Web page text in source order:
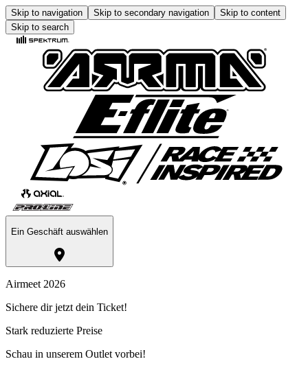
Skip to navigation Skip to secondary navigation
Skip to content
Skip to search
Ein Geschäft auswählen
Airmeet 2026
Sichere dir jetzt dein Ticket!
Stark reduzierte Preise
Schau in unserem Outlet vorbei!